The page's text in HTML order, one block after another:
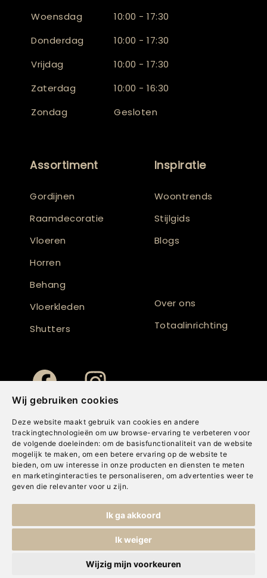
Wij gebruiken cookies
Deze website maakt gebruik van cookies en andere
trackingtechnologieën om uw browse-ervaring te verbeteren voor
de volgende doeleinden: om de basisfunctionaliteit van de website
mogelijk te maken , om een betere ervaring op de website te
bieden, om uw interesse in onze producten en diensten te meten
en marketinginteracties te personaliseren , om advertenties weer te
geven die relevanter voor u zijn.
Ik ga akkoord
Ik weiger
Wijzig mijn voorkeuren
Woensdag
10:00 - 17:30
Donderdag
10:00 - 17:30
Vrijdag
10:00 - 17:30
Zaterdag
10:00 - 16:30
Zondag
Gesloten
Assortiment
Gordijnen
Raamdecoratie
Vloeren
Horren
Behang
Vloerkleden
Shutters
Inspiratie
Woontrends
Stijlgids
Blogs
Over ons
Totaalinrichting
Cookies